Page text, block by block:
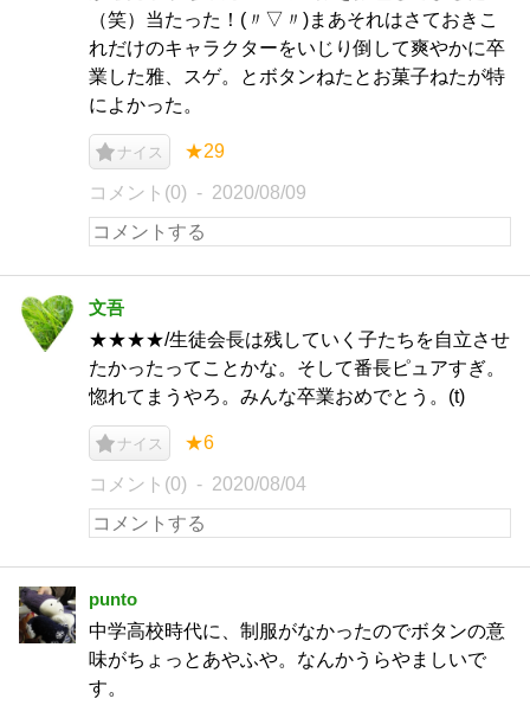
（笑）当たった！(〃▽〃)まあそれはさておきこ
れだけのキャラクターをいじり倒して爽やかに卒
業した雅、スゲ。とボタンねたとお菓子ねたが特
によかった。
ナイス ★29
コメント(0) 2020/08/09
文吾
★★★★/生徒会長は残していく子たちを自立させ
たかったってことかな。そして番長ピュアすぎ。
惚れてまうやろ。みんな卒業おめでとう。(t)
ナイス ★6
コメント(0) 2020/08/04
punto
中学高校時代に、制服がなかったのでボタンの意
味がちょっとあやふや。なんかうらやましいで
す。